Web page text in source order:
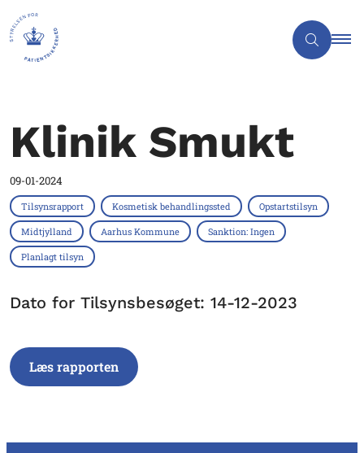
Klinik Smukt
09-01-2024
Tilsynsrapport Kosmetisk behandlingssted Opstartstilsyn
Midtjylland Aarhus Kommune Sanktion: Ingen
Planlagt tilsyn
Dato for Tilsynsbesøget: 14-12-2023
Læs rapporten